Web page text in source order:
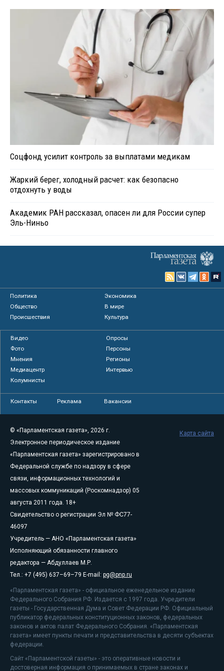
Соцфонд усилит контроль за выплатами медикам
Жаркий берег, холодный расчет: как безопасно
отдохнуть у воды
Академик РАН рассказал, опасен ли для России супер
Эль-Ниньо
Политика
Экономика
Общество
В мире
Происшествия
Культура
Видео
Опросы
Фото
Персоны
Мнения
Регионы
Медиацентр
Интервью
Колумнисты
Контакты Реклама Вакансии
© «Парламентская газета», 2026 г.
Электронное периодическое издание
«Парламентская газета» зарегистрировано в
Федеральной службе по надзору в сфере
связи, информационных технологий и
массовых коммуникаций (Роскомнадзор) 05
августа 2011 года. 18+
Свидетельство о регистрации Эл № ФС77-
46097
Учредитель — АНО «Парламентская газета»
Исполняющий обязанности главного
редактора — Абдуллаев М.Р.
Тел.: +7 (495) 637–69–79 E-mail: pg@pnp.ru
«Парламентская газета» - официальное еженедельное издание
Федерального Собрания РФ. Издается с 1997 года. Учредители
газеты - Государственная Дума и Совет Федерации РФ. Официальный
публикатор федеральных конституционных законов, федеральных
законов и актов палат Федерального Собрания. «Парламентская
газета» имеет пункты печати и представительства в десяти субъектах
федерации.
Сайт «Парламентской газеты» - это оперативные новости и
достоверная информация о принимаемых в стране законах и
Карта сайта